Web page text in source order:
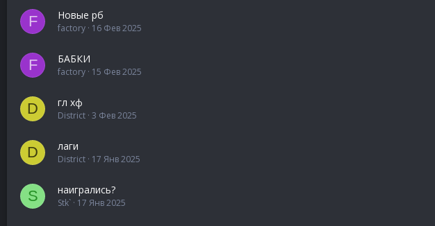
F Новые рб
factory 16 Фев 2025
F БАБКИ
factory 15 Фев 2025
D гл хф
District 3 Фев 2025
D лаги
District 17 Янв 2025
S наигрались?
Stk` 17 Янв 2025